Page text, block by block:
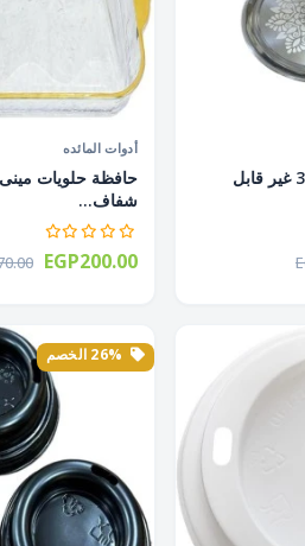
صينية تقديم إستانلس 304 غير قابل
أدوات المائده
شفاف...
EGP200.00